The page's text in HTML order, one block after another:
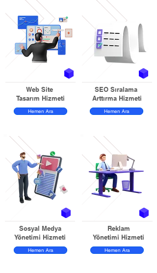
Web Site
Tasarım Hizmeti
Hemen Ara
SEO Sıralama
Arttırma Hizmeti
Hemen Ara
Sosyal Medya
Yönetimi Hizmeti
Hemen Ara
Reklam
Yönetimi Hizmeti
Hemen Ara